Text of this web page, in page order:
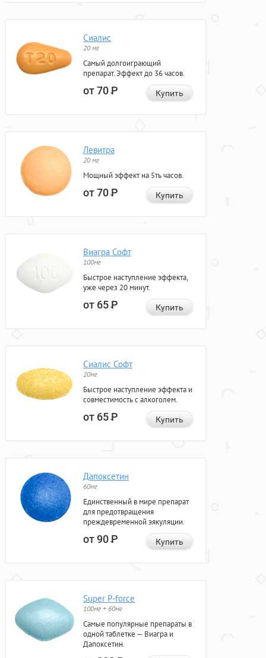
Сиалис
20 мг
Самый долгоиграющий
препарат. Эффект до 36 часов.
от 70Р Купить
Левитра
20 мг
Мощный эффект на 5ть часов.
от 70Р Купить
Виагра Софт
100мг
Быстрое наступление эффекта,
уже через 20 минут.
от 65Р Купить
Сиалис Софт
20мг
Быстрое наступление эффекта и
совместимость с алкоголем.
от 65Р Купить
Дапоксетин
60мг
Единственный в мире препарат
для предотвращения
преждевременной эякуляции.
от 90Р Купить
Super P-force
100мг + 60мг
Самые популярные препараты в
одной таблетке — Виагра и
Дапоксетин.